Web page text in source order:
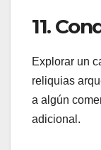
11.
Explorar un
reliquias
a algún
adicional.